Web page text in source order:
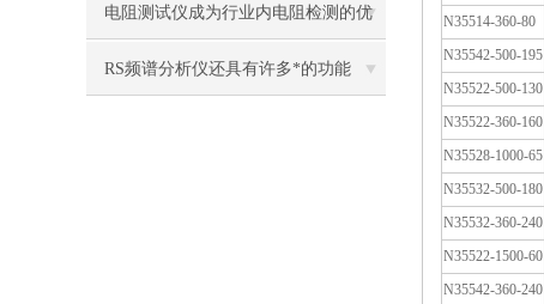
解析
电阻测试仪成为行业内电阻检测的优
选装备
RS频谱分析仪还具有许多*的功能
N35514-360-80
N35542-500-195
N35522-500-130
N35522-360-160
N35528-1000-65
N35532-500-180
N35532-360-240
N35522-1500-60
N35542-360-240